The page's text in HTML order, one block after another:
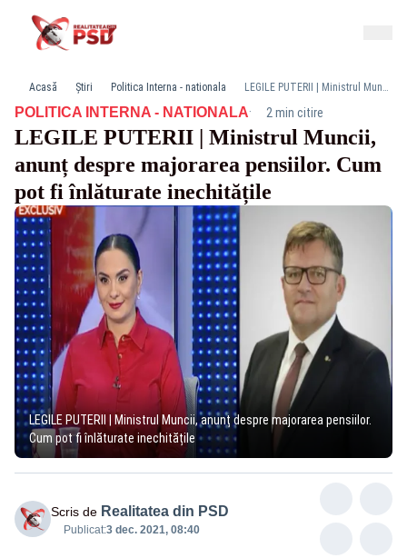
Acasă Știri Politica Interna - nationala LEGILE PUTERII | Ministrul Muncii, anunț despre majorarea pensiilor. Cum pot fi înlăturate inechitățile
POLITICA INTERNA - NATIONALA· 2 min citire
LEGILE PUTERII | Ministrul Muncii,
anunț despre majorarea pensiilor. Cum
pot fi înlăturate inechitățile
LEGILE PUTERII | Ministrul Muncii, anunț despre majorarea pensiilor.
Cum pot fi înlăturate inechitățile
Scris de Realitatea din PSD
Publicat:3 dec. 2021, 08:40